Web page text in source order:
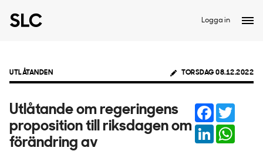
Logga in
UTLÅTANDEN TORSDAG 08.12.2022
Utlåtande om regeringens
proposition till riksdagen om
förändring av
Facebook
LinkedIn